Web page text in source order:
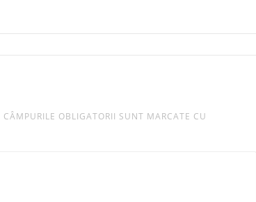
CÂMPURILE OBLIGATORII SUNT MARCATE CU